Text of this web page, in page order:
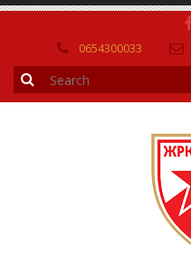
0654300033